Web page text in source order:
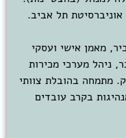
מאמן אישי ועסקי
ניהל מערכי מכירות
מתמחה בהובלת צוותי
בקרב עובדים